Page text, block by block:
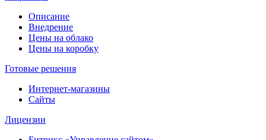
Описание
Внедрение
Цены на облако
Цены на коробку
Готовые решения
Интернет-магазины
Сайты
Лицензии